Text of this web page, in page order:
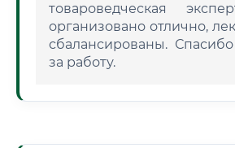
товароведческая
организовано отлично,
сбалансированы.
за работу.